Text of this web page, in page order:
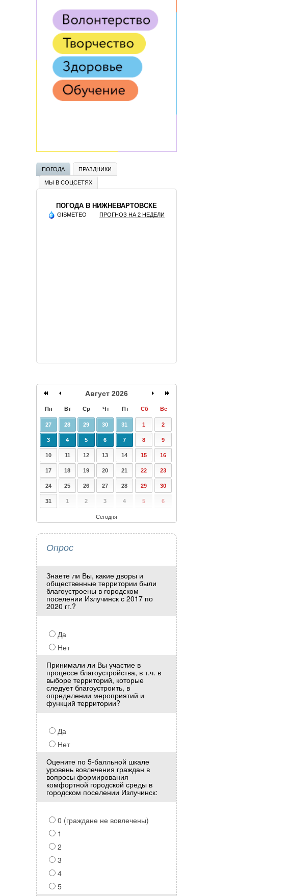
ПОГОДА
ПРАЗДНИКИ
МЫ В СОЦСЕТЯХ
ПОГОДА В НИЖНЕВАРТОВСКЕ
GISMETEO ПРОГНОЗ НА 2 НЕДЕЛИ
Август 2026
Пн Вт Ср Чт Пт Сб Вс
27 28 29 30 31 1 2
3 4 5 6 7 8 9
10 11 12 13 14 15 16
17 18 19 20 21 22 23
24 25 26 27 28 29 30
31 1 2 3 4 5 6
Сегодня
Опрос
Знаете ли Вы, какие дворы и
общественные территории были
благоустроены в городском
поселении Излучинск с 2017 по
2020 гг.?
Да
Нет
Принимали ли Вы участие в
процессе благоустройства, в т.ч. в
выборе территорий, которые
следует благоустроить, в
определении мероприятий и
функций территории?
Да
Нет
Оцените по 5-балльной шкале
уровень вовлечения граждан в
вопросы формирования
комфортной городской среды в
городском поселении Излучинск:
0 (граждане не вовлечены)
1
2
3
4
5